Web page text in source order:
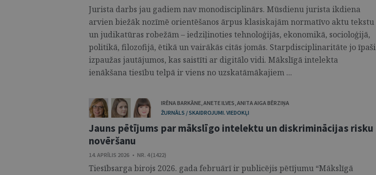
Jurista darbs jau gadiem nav monodisciplinārs. Mūsdienu jurista ikdiena
arvien biežāk nozīmē orientēšanos ārpus klasiskajām normatīvo aktu tekstu
un judikatūras robežām – iedziļinoties tehnoloģijās, ekonomikā, socioloģijā,
politikā, filozofijā, ētikā un vairākās citās jomās. Starpdisciplinaritāte jo īpaši
izpaužas jautājumos, kas saistīti ar digitālo vidi. Mākslīgā intelekta
ienākšana tiesību telpā ir viens no uzskatāmākajiem ...
IRĒNA BARKĀNE,ANETE ILVES,ANITA AIGA BĒRZIŅA
ŽURNĀLS / SKAIDROJUMI. VIEDOKĻI
Jauns pētījums par mākslīgo intelektu un diskriminācijas risku
novēršanu
14. APRĪLIS 2026 • NR. 4 (1422)
Tiesībsarga birojs 2026. gada februārī ir publicējis pētījumu “Mākslīgā